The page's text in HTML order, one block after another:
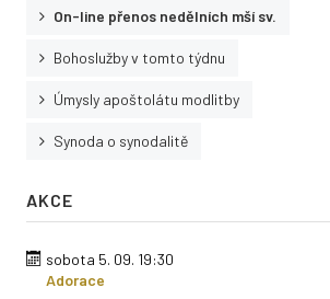
On-line přenos nedělních mší sv.
Bohoslužby v tomto týdnu
Úmysly apoštolátu modlitby
Synoda o synodalitě
AKCE
sobota 5. 09. 19:30
Adorace